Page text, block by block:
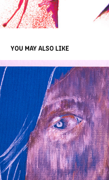
YOU MAY ALSO LIKE